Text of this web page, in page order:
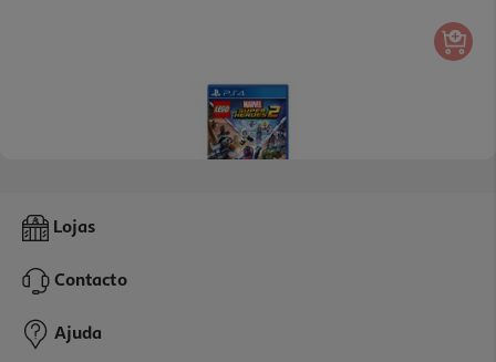
Jogo Ps4 Lego Marvel Super Heroes 2
19,89 €
Lojas
Contacto
Ajuda